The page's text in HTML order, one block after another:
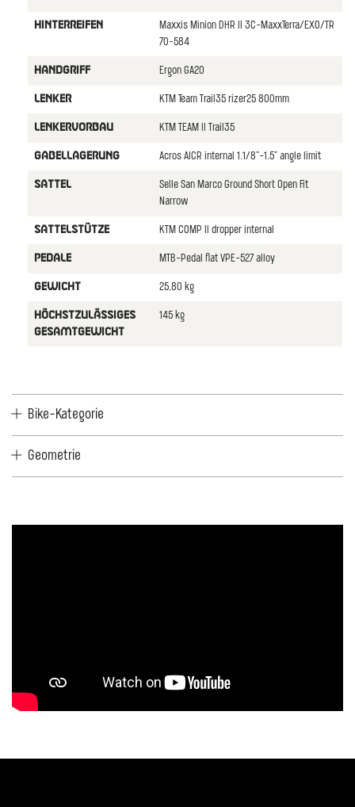
HINTERREIFEN
Maxxis Minion DHR II 3C-MaxxTerra/EXO/TR
70-584
HANDGRIFF Ergon GA20
LENKER KTM Team Trail35 rizer25 800mm
LENKERVORBAU KTM TEAM II Trail35
GABELLAGERUNG Acros AICR internal 1.1/8"-1.5" angle limit
SATTEL
Selle San Marco Ground Short Open Fit
Narrow
SATTELSTÜTZE KTM COMP II dropper internal
PEDALE MTB-Pedal flat VPE-527 alloy
GEWICHT 25,80 kg
HÖCHSTZULÄSSIGES
GESAMTGEWICHT
145 kg
Bike-Kategorie
Geometrie